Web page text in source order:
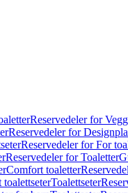
Reservedeler for
Reservedeler for
Reservedeler for For
Reservedeler for Toaletter
Comfort toaletter
Toalettseter